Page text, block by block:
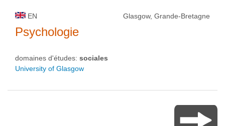
EN Glasgow, Grande-Bretagne
Psychologie
domaines d'études: sociales
University of Glasgow